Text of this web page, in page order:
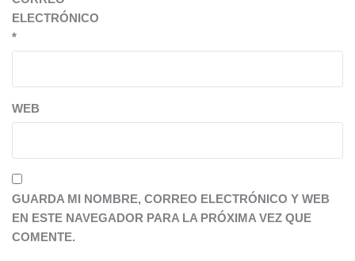
ELECTRÓNICO
*
WEB
GUARDA MI NOMBRE, CORREO ELECTRÓNICO Y WEB
EN ESTE NAVEGADOR PARA LA PRÓXIMA VEZ QUE
COMENTE.